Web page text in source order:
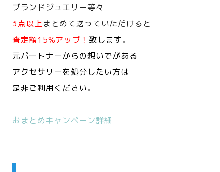
ブランドジュエリー等々
3点以上まとめて送っていただけると
査定額15%アップ！ 致します。
元パートナーからの想いでがある
アクセサリーを処分したい方は
是非ご利用ください。
おまとめキャンペーン詳細